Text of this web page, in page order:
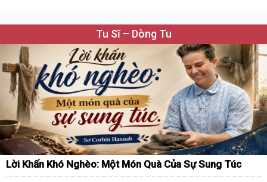
Tu Sĩ – Dòng Tu
Lời Khấn Khó Nghèo: Một Món Quà Của Sự Sung Túc